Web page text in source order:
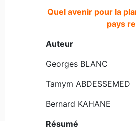
Quel avenir pour la
pays
Auteur
Georges BLANC
Tamym ABDESSEMED
Bernard KAHANE
Résumé